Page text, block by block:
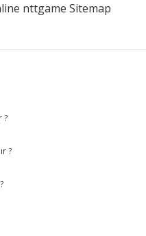
nttgame Sitemap
?
?